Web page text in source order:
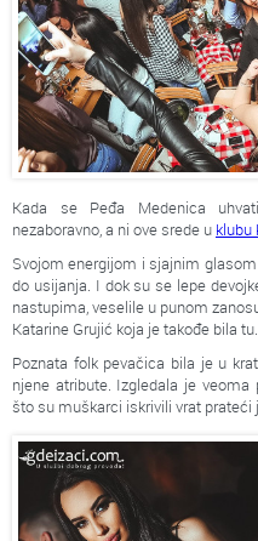
Kada se Peđa Medenica
nezaboravno, a ni ove srede u klubu
Svojom energijom i sjajnim
do usijanja. I dok su se lepe
nastupima, veselile u punom
Katarine Grujić koja je takođe bila tu.
Poznata folk pevačica bila je u
njene atribute. Izgledala je
što su muškarci iskrivili vrat prateći